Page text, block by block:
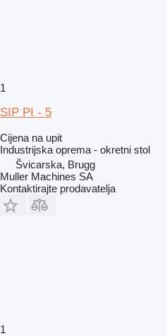
1
SIP PI - 5
Cijena na upit
Industrijska oprema - okretni stol
Švicarska, Brugg
Muller Machines SA
Kontaktirajte prodavatelja
1